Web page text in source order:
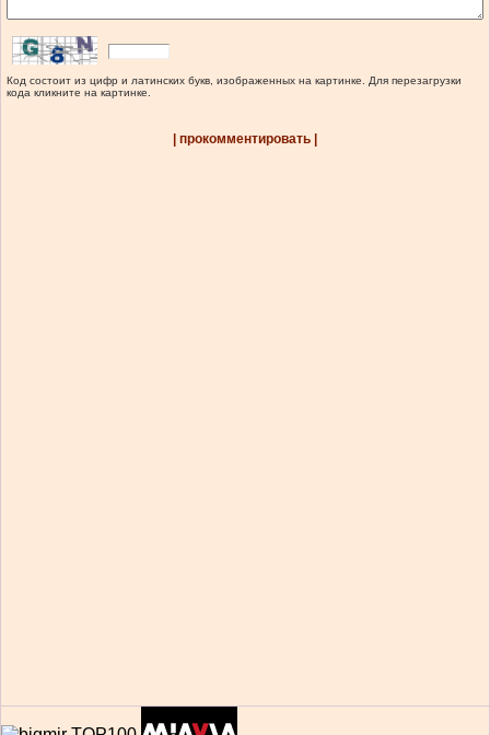
Код состоит из цифр и латинских букв, изображенных на картинке. Для перезагрузки
кода кликните на картинке.
| прокомментировать |